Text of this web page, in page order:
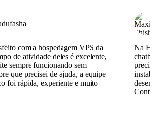
com a hospedagem VPS da
de atividade deles é excelente,
sempre funcionando sem
que precisei de ajuda, a equipe
foi rápida, experiente e muito
Na